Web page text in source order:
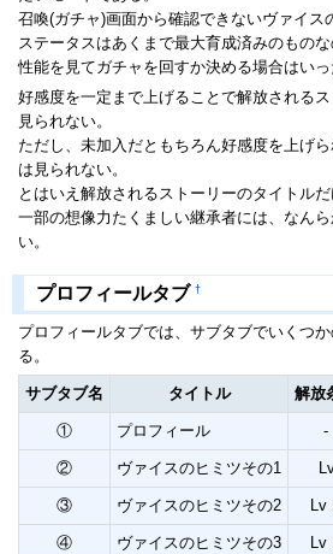
召喚(ガチャ)画面から確認できないヴァイス
ステータスはあくまで最大育成済みのものな
性能を見てガチャを回すか決める場合はいっ
好感度を一定まで上げることで解放される
見られない。
ただし、未加入だともちろん好感度を上げ
は見られない。
とはいえ解放されるストーリーのタイトルだ
一部の想像力たくましい継承者には、なん
い。
プロフィールタブ †
プロフィールタブでは、サブタブでいくつ
る。
サブタブ名 タイトル 解放
① プロフィール -
② ヴァイスのヒミツその1
③ ヴァイスのヒミツその2 Lv
④ ヴァイスのヒミツその3 Lv